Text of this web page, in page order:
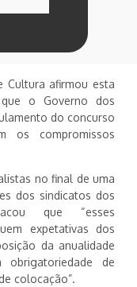
Cultura afirmou esta
que o Governo dos
do concurso
os compromissos
no final de uma
dos sindicatos dos
que “esses
expetativas dos
da anualidade
de
colocação”.